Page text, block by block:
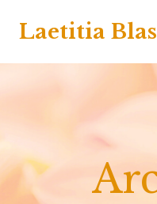
Laetitia